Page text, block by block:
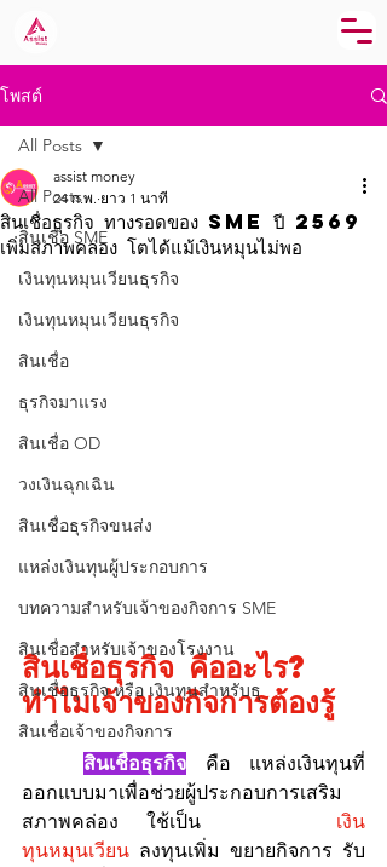
โพสต์
All Posts
สินเชื่อ SME
เงินทุนหมุนเวียนธุรกิจ
เงินทุนหมุนเวียนธุรกิจ
สินเชื่อ
ธุรกิจมาแรง
สินเชื่อ OD
วงเงินฉุกเฉิน
สินเชื่อธุรกิจขนส่ง
แหล่งเงินทุนผู้ประกอบการ
บทความสำหรับเจ้าของกิจการ SME
สินเชื่อสำหรับเจ้าของโรงงาน
สินเชื่อธุรกิจ หรือ เงินทุนสำหรับธุ
สินเชื่อเจ้าของกิจการ
All Posts
สินเชื่อธุรกิจ ทางรอดของ SME ปี 2569
เพิ่มสภาพคล่อง โตได้แม้เงินหมุนไม่พอ
assist money
24 ก.พ. ยาว 1 นาที
สินเชื่อธุรกิจ คืออะไร?
ทำไมเจ้าของกิจการต้องรู้
สินเชื่อธุรกิจ คือ แหล่งเงินทุนที่
ออกแบบมาเพื่อช่วยผู้ประกอบการเสริม
สภาพคล่อง ใช้เป็น เงิน
ทุนหมุนเวียน ลงทุนเพิ่ม ขยายกิจการ รับ